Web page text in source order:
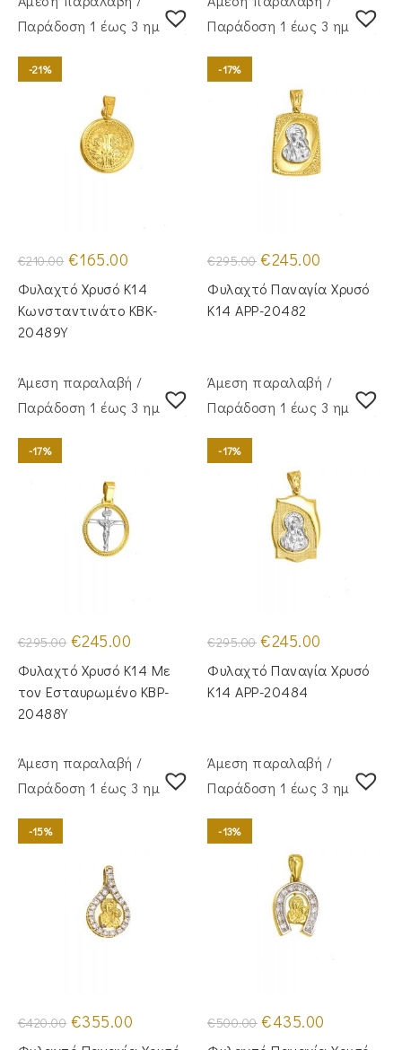
Παράδoση 1 έως 3 ημέρες
-21%
€210.00 Original
price
was:
€210.00.
€165.00
τιμή
είναι:
€165.00.
Φυλαχτό Χρυσό Κ14
Κωνσταντινάτο KBK-
20489Y
Παράδoση 1 έως 3 ημέρες
-17%
€295.00 Original
price
was:
€295.00.
€245.00
τιμή
είναι:
Φυλαχτό Παναγία Χρυσό
Κ14 APP-20482
Άμεση παραλαβή /
Παράδoση 1 έως 3 ημέρες
-17%
€295.00 Original
price
was:
€295.00.
€245.00
τιμή
είναι:
€245.00.
Φυλαχτό Χρυσό Κ14 Με
τον Εσταυρωμένο KBP-
20488Y
Άμεση παραλαβή /
Παράδoση 1 έως 3 ημέρες
-17%
€295.00 Original
price
was:
€295.00.
€245.00
τιμή
είναι:
Φυλαχτό Παναγία Χρυσό
Κ14 APP-20484
Άμεση παραλαβή /
Παράδoση 1 έως 3 ημέρες
-15%
€420.00 Original
price
was:
€355.00
τιμή
Άμεση παραλαβή /
Παράδoση 1 έως 3 ημέρες
-13%
€500.00 Original
price
was:
€435.00
τιμή